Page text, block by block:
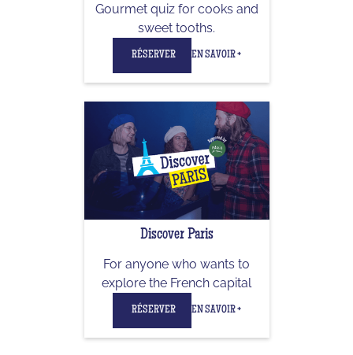
Gourmet quiz for cooks and
sweet tooths.
RÉSERVER EN SAVOIR +
Discover Paris
For anyone who wants to
explore the French capital
RÉSERVER EN SAVOIR +